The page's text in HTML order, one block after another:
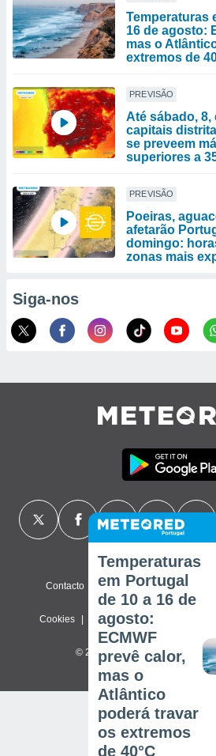
Temperaturas
16 de agosto:
mas o
extremos de
PREVISÃO
Até sábado, 8,
capitais
se preveem
superiores a
PREVISÃO
Poeiras,
afetarão
domingo:
zonas mais
Siga-nos
Contacto Sobre nós FAQ
Cookies Política de privacidade
© 2026 Meteored. Todos os
Temperaturas
em Portugal
de 10 a 16 de
agosto:
ECMWF
prevê calor,
mas o
Atlântico
poderá travar
os extremos
de 40°C